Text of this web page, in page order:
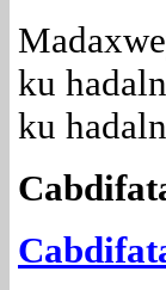
ku
ku